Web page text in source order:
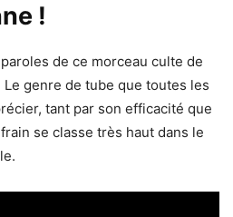
!
de ce morceau culte de
genre de tube que toutes les
tant par son efficacité que
se classe très haut dans le